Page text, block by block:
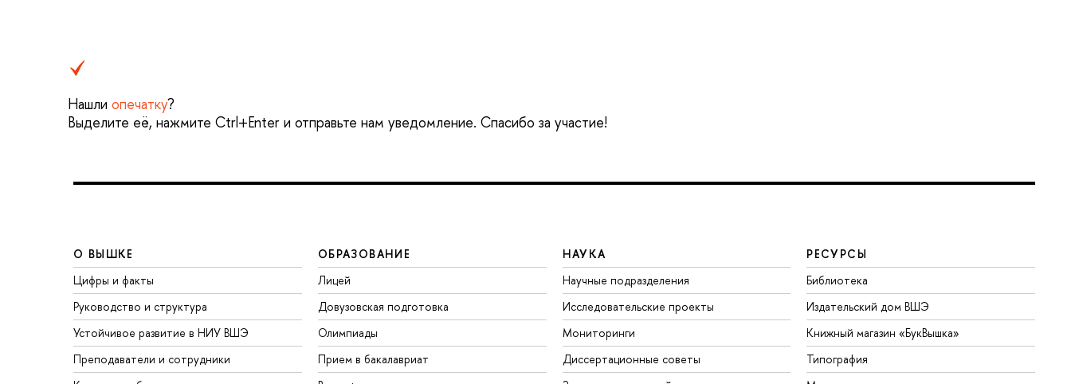
Нашли опечатку?
Выделите её, нажмите Ctrl+Enter и отправьте нам уведомление. Спасибо за участие!
О ВЫШКЕ
Цифры и факты
Руководство и структура
Устойчивое развитие в НИУ ВШЭ
Преподаватели и сотрудники
ОБРАЗОВАНИЕ
Лицей
Довузовская подготовка
Олимпиады
Прием в бакалавриат
НАУКА
Научные подразделения
Исследовательские проекты
Мониторинги
Диссертационные советы
РЕСУРСЫ
Библиотека
Издательский дом ВШЭ
Книжный магазин «БукВышка»
Типография